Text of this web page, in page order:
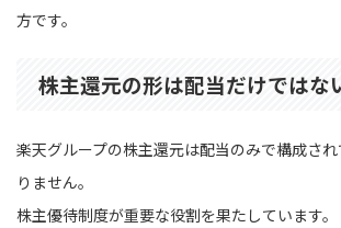
方です。
株主還元の形は配当だけではな
楽天グループの株主還元は配当のみで構成さ
りません。
株主優待制度が重要な役割を果たしています。